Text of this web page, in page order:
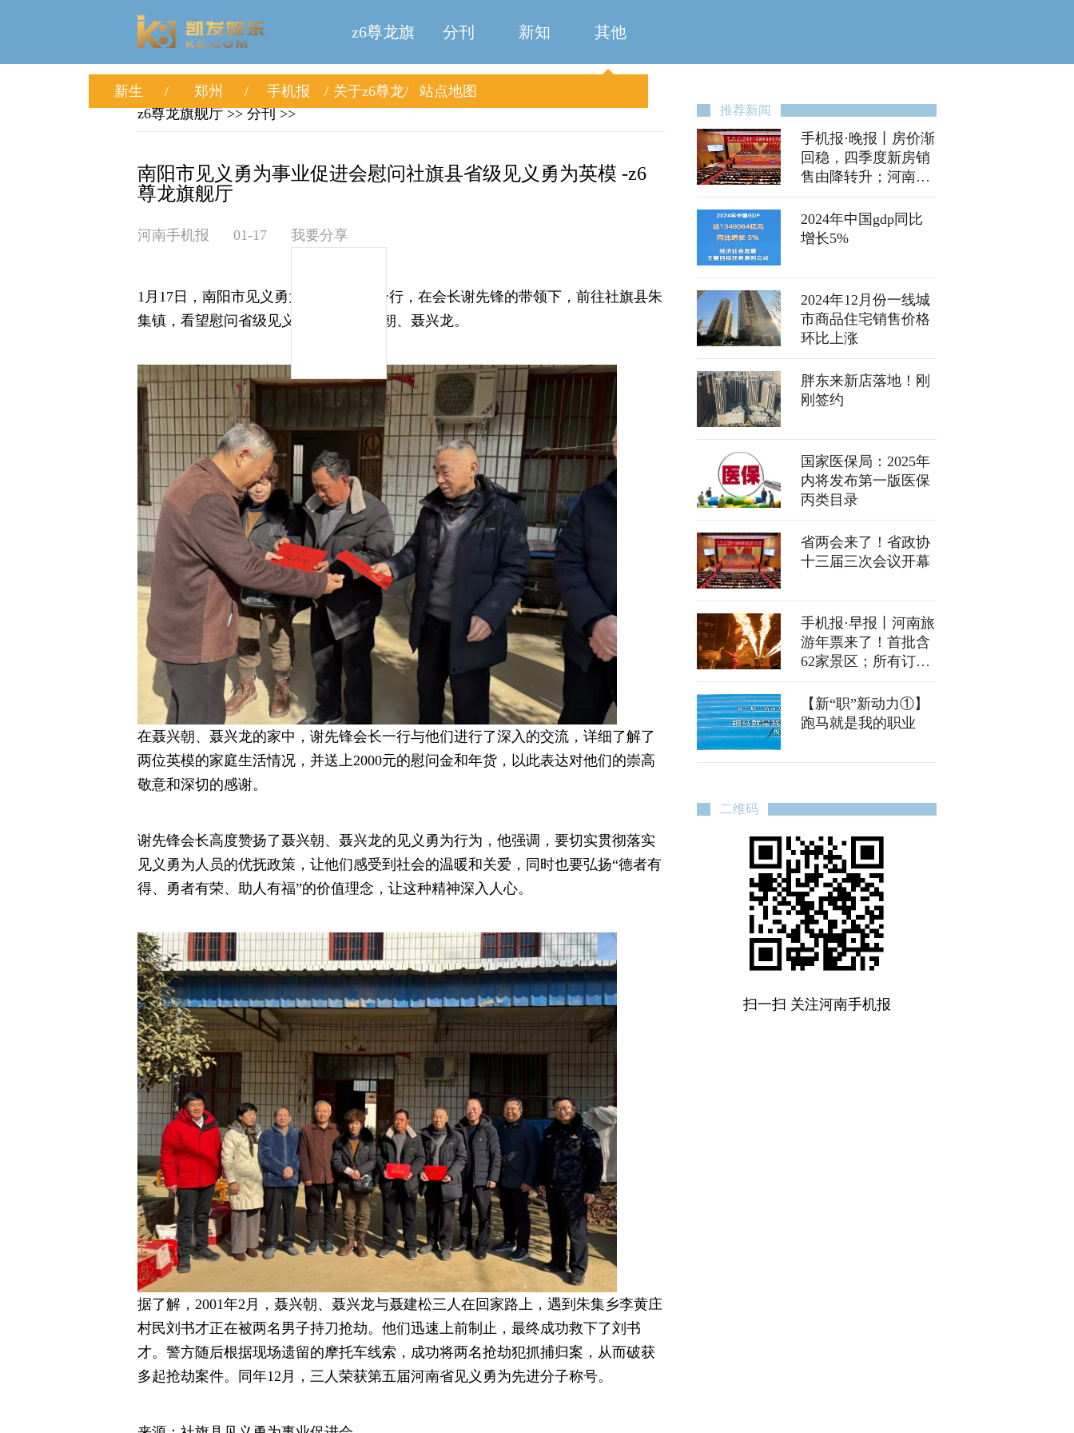
z6尊龙旗
舰厅
分刊 新知 其他
新生 郑州 手机报 关于z6尊龙
站点地图
z6尊龙旗舰厅 >> 分刊 >>
南阳市见义勇为事业促进会慰问社旗县省级见义勇为英模 -z6
尊龙旗舰厅
河南手机报 01-17 我要分享
1月17日，南阳市见义勇为事业促进会一行，在会长谢先锋的带领下，前往社旗县朱
集镇，看望慰问省级见义勇为英模聂兴朝、聂兴龙。
在聂兴朝、聂兴龙的家中，谢先锋会长一行与他们进行了深入的交流，详细了解了
两位英模的家庭生活情况，并送上2000元的慰问金和年货，以此表达对他们的崇高
敬意和深切的感谢。
谢先锋会长高度赞扬了聂兴朝、聂兴龙的见义勇为行为，他强调，要切实贯彻落实
见义勇为人员的优抚政策，让他们感受到社会的温暖和关爱，同时也要弘扬“德者有
得、勇者有荣、助人有福”的价值理念，让这种精神深入人心。
据了解，2001年2月，聂兴朝、聂兴龙与聂建松三人在回家路上，遇到朱集乡李黄庄
村民刘书才正在被两名男子持刀抢劫。他们迅速上前制止，最终成功救下了刘书
才。警方随后根据现场遗留的摩托车线索，成功将两名抢劫犯抓捕归案，从而破获
多起抢劫案件。同年12月，三人荣获第五届河南省见义勇为先进分子称号。
推荐新闻
手机报·晚报丨房价渐
回稳，四季度新房销
售由降转升；河南明
天10:00发放第一波新
春消费券
2024年中国gdp同比
增长5%
2024年12月份一线城
市商品住宅销售价格
环比上涨
胖东来新店落地！刚
刚签约
国家医保局：2025年
内将发布第一版医保
丙类目录
省两会来了！省政协
十三届三次会议开幕
手机报·早报丨河南旅
游年票来了！首批含
62家景区；所有订单
打8折 支付宝今晨紧
急回应
【新“职”新动力①】
跑马就是我的职业
二维码
扫一扫 关注河南手机报